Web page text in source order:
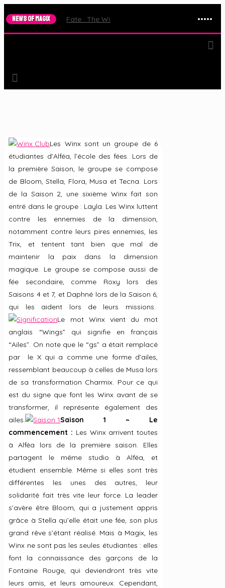
NEWS OF MAGIX Fate : The Winx Saga – Le Trailer de la Saison
Les Winx sont un groupe de 6
étudiantes d’Alféa, l’école des fées. Lors de
la première Saison, le groupe se compose
de Bloom, Stella, Flora, Musa et Tecna. Lors
de la Saison 2, une sixième Winx fait son
entré dans le groupe : Layla. Les Winx luttent
contre les ennemies de la dimension,
notamment contre leurs pires ennemies, les
Trix, et tentent tant bien que mal de
maintenir la paix dans la dimension
magique. Le groupe se compose aussi de
fée secondaire, comme Roxy lors des
Saisons 4 et 7, et Daphné lors de la Saison 6,
qui les aident lors de leurs missions.
Le mot Winx vient du mot
anglais “Wings” qui signifie en français
“Ailes”. On note que le “gs” a était remplacé
par le X qui a comme une forme d’ailes,
ressemblant beaucoup à celles de Musa lors
de sa transformation Charmix. Pour ce qui
est du signe que font les Winx avant de se
transformer, il représente également des
ailes.
Saison 1 ~ Le
commencement : Les Winx arrivent toutes
à Alféa lors de la première saison. Elles
partagent le même studio à Alféa, et
étudient ensemble. Même si elles sont très
différentes les unes des autres, leur
solidarité fait très vite leur force. La leader
s’avère être Bloom, qui a justement appris
grâce à Stella qu’elle était une fée, son plus
grand rêve s’étant réalisé. Mais à Magix, les
Winx ne sont pas les seules étudiantes : elles
font la connaissance des garçons de la
Fontaine Rouge, qui deviendront très vite
leurs amis, et leurs amoureux. Cependant,